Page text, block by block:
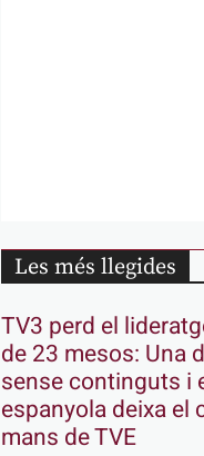
Les més llegides
TV3 perd el
de 23 mesos: Una
sense continguts i
espanyola deixa el
mans de TVE